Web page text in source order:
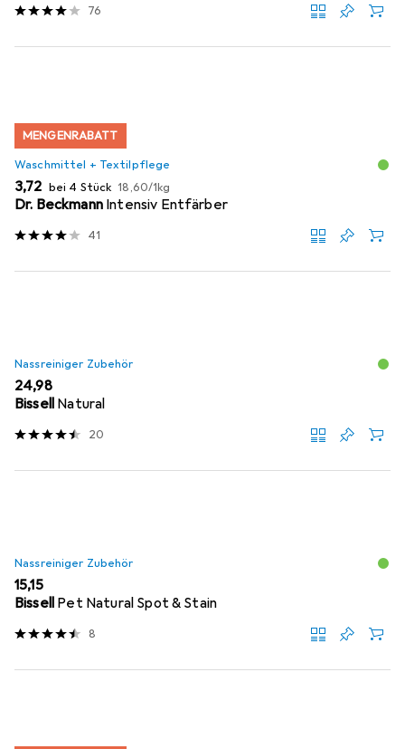
76
MENGENRABATT
Waschmittel + Textilpflege
EUR
3,72 bei 4 Stück EUR
18,60/1kg
Dr. Beckmann Intensiv Entfärber
41
Nassreiniger Zubehör
EUR
24,98
Bissell Natural
20
Nassreiniger Zubehör
EUR
15,15
Bissell Pet Natural Spot & Stain
8